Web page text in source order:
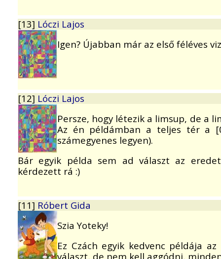
[13] Lóczi Lajos
Igen? Újabban már az első féléves
[12] Lóczi Lajos
Persze, hogy létezik a limsup, de a
Az én példámban a teljes tér a
számegyenes legyen).
Bár egyik példa sem ad választ az
kérdezett rá :)
[11] Róbert Gida
Szia Yoteky!
Ez Czách egyik kedvenc példája
választ, de nem kell aggódni,